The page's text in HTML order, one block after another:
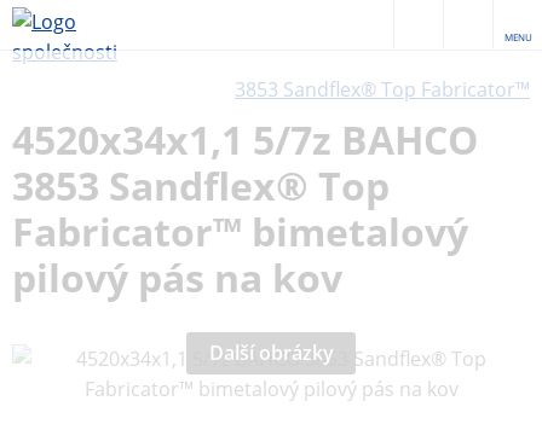
MENU
3853 Sandflex® Top Fabricator™
4520x34x1,1 5/7z BAHCO
3853 Sandflex® Top
Fabricator™ bimetalový
pilový pás na kov
Další obrázky